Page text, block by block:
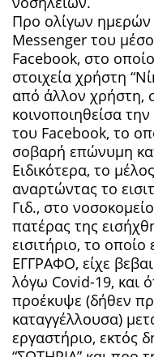
Προ ολίγων
Messenger του
Facebook, στο
στοιχεία χρήστη
από άλλον χρήστη,
κοινοποιηθείσα
του Facebook, το
σοβαρή επώνυμη
Ειδικότερα, το
αναρτώντας το
Γιδ., στο
πατέρας της
εισιτήριο, το
ΕΓΓΡΑΦΟ, είχε
λόγω Covid-19, και
προέκυψε (δήθεν
καταγγέλλουσα)
εργαστήριο, εκτός